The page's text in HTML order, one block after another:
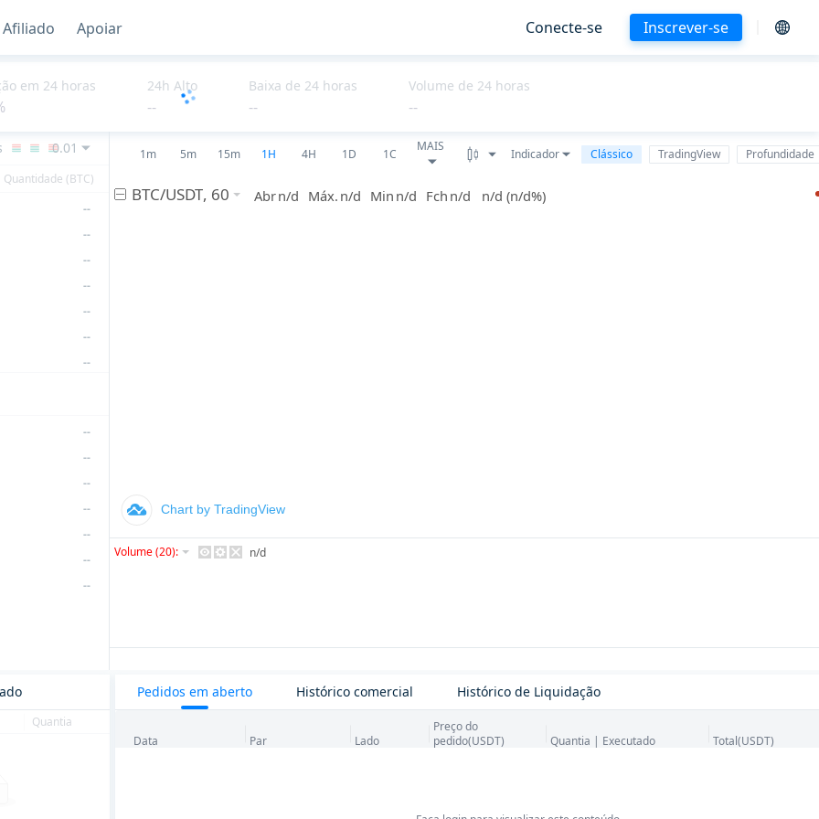
Afiliado Apoiar Conecte-se Inscrever-se
em 24 horas 24h Alto
--
Baixa de 24 horas
--
Volume de 24 horas
--
0.01
Quantidade (BTC)
--
--
--
--
--
--
--
--
--
--
--
--
--
--
--
--
--
--
1m 5m 15m 1H 4H 1D 1C
MAIS
Indicador Clássico TradingView Profundidade
Quantia
Pedidos em aberto Histórico comercial Histórico de Liquidação
Data Par Lado
Preço do
pedido(USDT)
Quantia | Executado Total(USDT)